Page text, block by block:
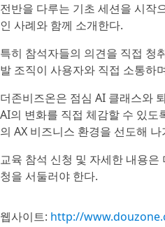
전반을 다루는 기초 세션을 시작
인 사례와 함께 소개한다.
특히 참석자들의 의견을 직접 청
발 조직이 사용자와 직접 소통하
더존비즈온은 점심 AI 클래스와
AI의 변화를 직접 체감할 수 있
의 AX 비즈니스 환경을 선도해
교육 참석 신청 및 자세한 내용
청을 서둘러야 한다.
웹사이트: http://